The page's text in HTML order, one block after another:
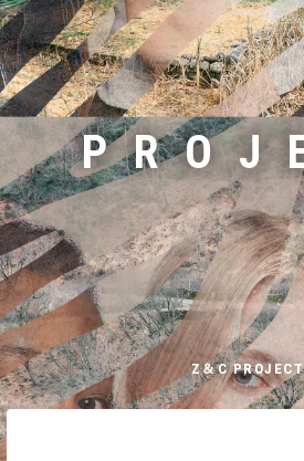
Z＆C PROJECT